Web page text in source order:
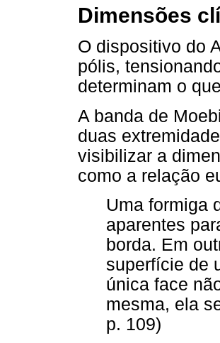
Dimensões
O dispositivo do
pólis,
determinam o
A banda de
duas
visibilizar a
como a relação
Uma formiga
aparentes
borda. Em
superfície de
única face
mesma, ela
p. 109)